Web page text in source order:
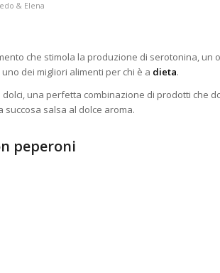
& Elena
che stimola la produzione di serotonina, un
dei migliori alimenti per chi è a dieta.
una perfetta combinazione di prodotti che
salsa al dolce aroma.
peperoni